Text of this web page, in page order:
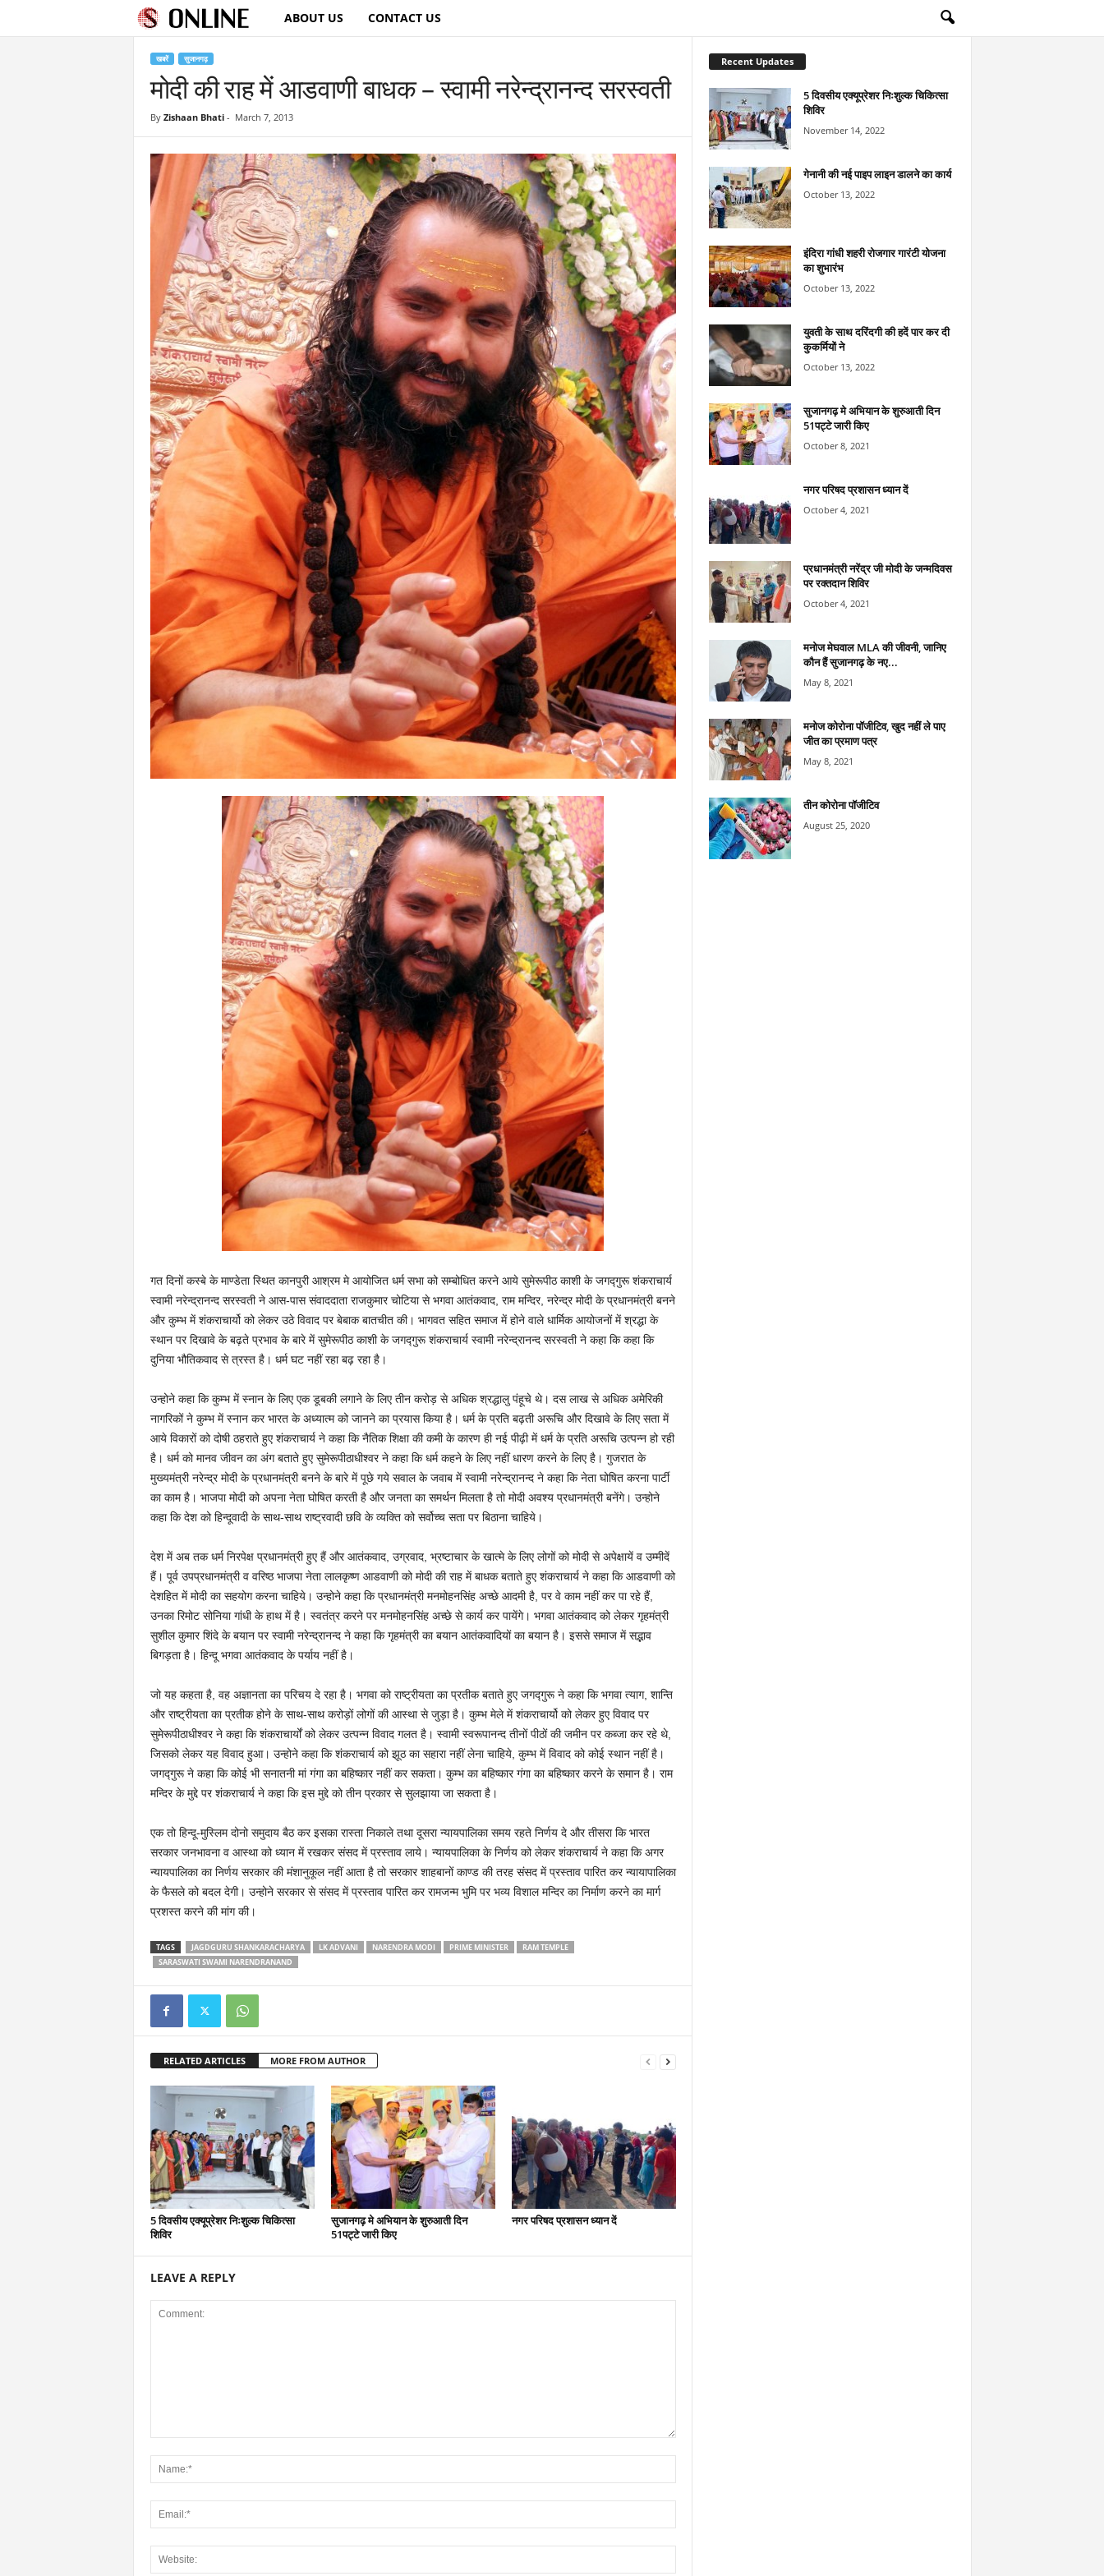
n
g
a
r
h
O
l
i
e
ABOUT US CONTACT US
खबरें सुजानगढ़
मोदी की राह में आडवाणी बाधक – स्वामी नरेन्द्रानन्द सरस्वती
By Zishaan Bhati- March 7, 2013
गत दिनों कस्बे के माण्डेता स्थित कानपुरी आश्रम मे आयोजित धर्म सभा को सम्बोधित करने आये सुमेरूपीठ काशी के जगद्गुरू शंकराचार्य
स्वामी नरेन्द्रानन्द सरस्वती ने आस-पास संवाददाता राजकुमार चोटिया से भगवा आतंकवाद, राम मन्दिर, नरेन्द्र मोदी के प्रधानमंत्री बनने
और कुम्भ में शंकराचार्यो को लेकर उठे विवाद पर बेबाक बातचीत की। भागवत सहित समाज में होने वाले धार्मिक आयोजनों में श्रद्धा के
स्थान पर दिखावे के बढ़ते प्रभाव के बारे में सुमेरूपीठ काशी के जगद्गुरू शंकराचार्य स्वामी नरेन्द्रानन्द सरस्वती ने कहा कि कहा कि
दुनिया भौतिकवाद से त्रस्त है। धर्म घट नहीं रहा बढ़ रहा है।
उन्होने कहा कि कुम्भ में स्नान के लिए एक डूबकी लगाने के लिए तीन करोड़ से अधिक श्रद्धालु पंहूचे थे। दस लाख से अधिक अमेरिकी
नागरिकों ने कुम्भ में स्नान कर भारत के अध्यात्म को जानने का प्रयास किया है। धर्म के प्रति बढ़ती अरूचि और दिखावे के लिए सता में
आये विकारों को दोषी ठहराते हुए शंकराचार्य ने कहा कि नैतिक शिक्षा की कमी के कारण ही नई पीढ़ी में धर्म के प्रति अरूचि उत्पन्न हो रही
है। धर्म को मानव जीवन का अंग बताते हुए सुमेरूपीठाधीश्वर ने कहा कि धर्म कहने के लिए नहीं धारण करने के लिए है। गुजरात के
मुख्यमंत्री नरेन्द्र मोदी के प्रधानमंत्री बनने के बारे में पूछे गये सवाल के जवाब में स्वामी नरेन्द्रानन्द ने कहा कि नेता घोषित करना पार्टी
का काम है। भाजपा मोदी को अपना नेता घोषित करती है और जनता का समर्थन मिलता है तो मोदी अवश्य प्रधानमंत्री बनेंगे। उन्होने
कहा कि देश को हिन्दूवादी के साथ-साथ राष्ट्रवादी छवि के व्यक्ति को सर्वोच्च सता पर बिठाना चाहिये।
देश में अब तक धर्म निरपेक्ष प्रधानमंत्री हुए हैं और आतंकवाद, उग्रवाद, भ्रष्टाचार के खात्मे के लिए लोगों को मोदी से अपेक्षायें व उम्मीदें
हैं। पूर्व उपप्रधानमंत्री व वरिष्ठ भाजपा नेता लालकृष्ण आडवाणी को मोदी की राह में बाधक बताते हुए शंकराचार्य ने कहा कि आडवाणी को
देशहित में मोदी का सहयोग करना चाहिये। उन्होने कहा कि प्रधानमंत्री मनमोहनसिंह अच्छे आदमी है, पर वे काम नहीं कर पा रहे हैं,
उनका रिमोट सोनिया गांधी के हाथ में है। स्वतंत्र करने पर मनमोहनसिंह अच्छे से कार्य कर पायेंगे। भगवा आतंकवाद को लेकर गृहमंत्री
सुशील कुमार शिंदे के बयान पर स्वामी नरेन्द्रानन्द ने कहा कि गृहमंत्री का बयान आतंकवादियों का बयान है। इससे समाज में सद्भाव
बिगड़ता है। हिन्दू भगवा आतंकवाद के पर्याय नहीं है।
जो यह कहता है, वह अज्ञानता का परिचय दे रहा है। भगवा को राष्ट्रीयता का प्रतीक बताते हुए जगद्गुरू ने कहा कि भगवा त्याग, शान्ति
और राष्ट्रीयता का प्रतीक होने के साथ-साथ करोड़ों लोगों की आस्था से जुड़ा है। कुम्भ मेले में शंकराचार्यो को लेकर हुए विवाद पर
सुमेरूपीठाधीश्वर ने कहा कि शंकराचार्यों को लेकर उत्पन्न विवाद गलत है। स्वामी स्वरूपानन्द तीनों पीठों की जमीन पर कब्जा कर रहे थे,
जिसको लेकर यह विवाद हुआ। उन्होने कहा कि शंकराचार्य को झूठ का सहारा नहीं लेना चाहिये, कुम्भ में विवाद को कोई स्थान नहीं है।
जगद्गुरू ने कहा कि कोई भी सनातनी मां गंगा का बहिष्कार नहीं कर सकता। कुम्भ का बहिष्कार गंगा का बहिष्कार करने के समान है। राम
मन्दिर के मुद्दे पर शंकराचार्य ने कहा कि इस मुद्दे को तीन प्रकार से सुलझाया जा सकता है।
एक तो हिन्दू-मुस्लिम दोनो समुदाय बैठ कर इसका रास्ता निकाले तथा दूसरा न्यायपालिका समय रहते निर्णय दे और तीसरा कि भारत
सरकार जनभावना व आस्था को ध्यान में रखकर संसद में प्रस्ताव लाये। न्यायपालिका के निर्णय को लेकर शंकराचार्य ने कहा कि अगर
न्यायपालिका का निर्णय सरकार की मंशानुकूल नहीं आता है तो सरकार शाहबानों काण्ड की तरह संसद में प्रस्ताव पारित कर न्यायापालिका
के फैसले को बदल देगी। उन्होने सरकार से संसद में प्रस्ताव पारित कर रामजन्म भुमि पर भव्य विशाल मन्दिर का निर्माण करने का मार्ग
प्रशस्त करने की मांग की।
TAGS JAGDGURU SHANKARACHARYA LK ADVANI NARENDRA MODI PRIME MINISTER
RAM TEMPLE
SARASWATI SWAMI NARENDRANAND
RELATED ARTICLES MORE FROM AUTHOR
5 दिवसीय एक्यूप्रेशर निःशुल्क चिकित्सा
शिविर
सुजानगढ़ मे अभियान के शुरुआती दिन
51पट्टे जारी किए
नगर परिषद प्रशासन ध्यान दें
LEAVE A REPLY
Recent Updates
5 दिवसीय एक्यूप्रेशर निःशुल्क चिकित्सा
शिविर
November 14, 2022
गेनानी की नई पाइप लाइन डालने का कार्य
October 13, 2022
इंदिरा गांधी शहरी रोजगार गारंटी योजना
का शुभारंभ
October 13, 2022
युवती के साथ दरिंदगी की हदें पार कर दी
कुकर्मियों ने
October 13, 2022
सुजानगढ़ मे अभियान के शुरुआती दिन
51पट्टे जारी किए
October 8, 2021
नगर परिषद प्रशासन ध्यान दें
October 4, 2021
प्रधानमंत्री नरेंद्र जी मोदी के जन्मदिवस
पर रक्तदान शिविर
October 4, 2021
मनोज मेघवाल MLA की जीवनी, जानिए
कौन हैं सुजानगढ़ के नए...
May 8, 2021
मनोज कोरोना पॉजीटिव, खुद नहीं ले पाए
जीत का प्रमाण पत्र
May 8, 2021
तीन कोरोना पॉजीटिव
August 25, 2020